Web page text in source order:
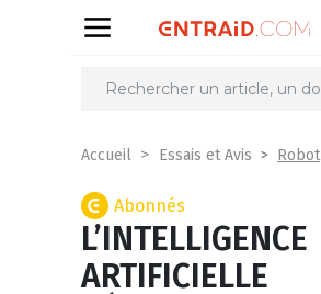
Partager
Accueil Essais et Avis Robot
Abonnés
L’INTELLIGENCE
ARTIFICIELLE